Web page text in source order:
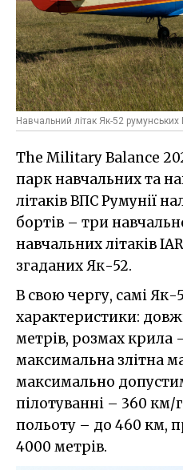
Навчальний літак Як-52
The Military Balance
парк навчальних та
літаків ВПС Румунії
бортів – три
навчальних літаків
згаданих Як-52.
В свою чергу, самі Як-
характеристики:
метрів, розмах крила
максимальна злітна
максимально
пілотуванні – 360 км/
польоту – до 460 км,
4000 метрів.